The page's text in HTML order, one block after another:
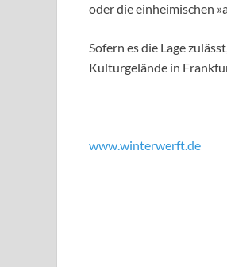
oder die einheimischen
Sofern es die Lage
Kulturgelände in
www.winterwerft.de